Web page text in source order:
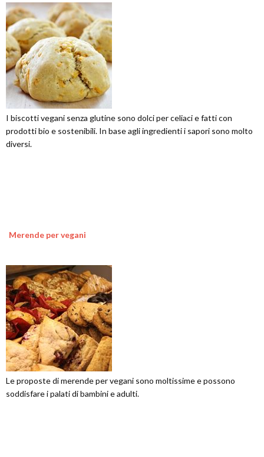
I biscotti vegani senza glutine sono dolci per celiaci e fatti con
prodotti bio e sostenibili. In base agli ingredienti i sapori sono molto
diversi.
Merende per vegani
Le proposte di merende per vegani sono moltissime e possono
soddisfare i palati di bambini e adulti.